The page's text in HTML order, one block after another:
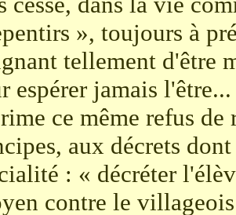
», toujours à
tellement d'être
espérer jamais
ce même refus
aux décrets
: « décréter
contre le